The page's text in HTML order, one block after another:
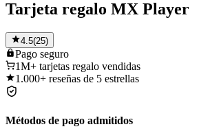
Tarjeta regalo MX Player
4.5(25)
Pago seguro
1M+ tarjetas regalo vendidas
1.000+ reseñas de 5 estrellas
Métodos de pago admitidos